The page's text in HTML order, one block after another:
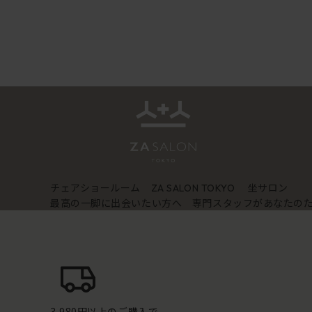
チェアショールーム ZA SALON TOKYO
坐サロン
最高の一脚に出会いたい方へ 専門スタッフがあなたの